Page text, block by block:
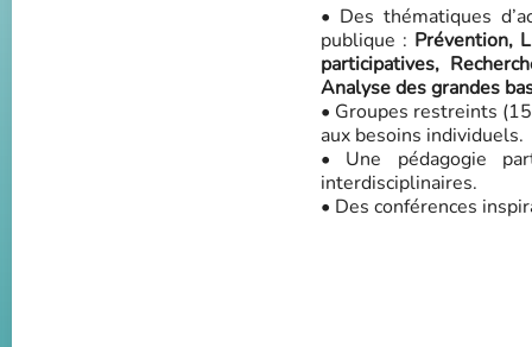
• Des thématiques
publique : Prévention,
participatives,
Analyse des grandes
• Groupes restreints
aux besoins individuels.
• Une pédagogie
interdisciplinaires.
• Des conférences